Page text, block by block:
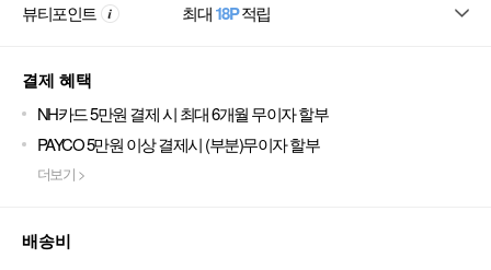
뷰티포인트 최대18P적립
결제 혜택
NH카드 5만원 결제 시 최대 6개월 무이자 할부
PAYCO 5만원 이상 결제시 (부분)무이자 할부
더보기 >
배송비